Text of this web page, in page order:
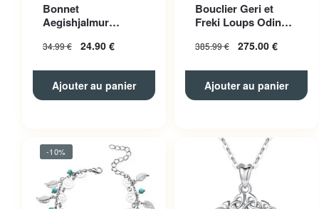
Bonnet
Aegishjalmur
34.99€ 24.90 €
Ajouter au panier
Bouclier Geri et
Freki Loups Odin
385.99€ 275.00 €
Ajouter au panier
-10%